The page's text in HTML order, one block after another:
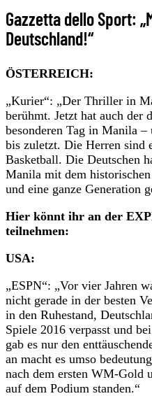
Gazzetta dello Sport:
Deutschland!“
ÖSTERREICH:
„Kurier“: „Der Thriller in
berühmt. Jetzt hat auch der
besonderen Tag in Manila –
bis zuletzt. Die Herren sind
Basketball. Die Deutschen
Manila mit dem
und eine ganze Generation
Hier könnt ihr an der
teilnehmen:
USA:
„ESPN“: „Vor vier Jahren
nicht gerade in der besten
in den Ruhestand,
Spiele 2016 verpasst und
gab es nur den
an macht es umso
nach dem ersten WM-Gold
auf dem Podium standen.“